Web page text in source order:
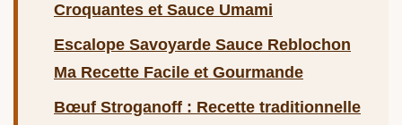
Croquantes et Sauce Umami
Escalope Savoyarde Sauce Reblochon
Ma Recette Facile et Gourmande
Bœuf Stroganoff : Recette traditionnelle